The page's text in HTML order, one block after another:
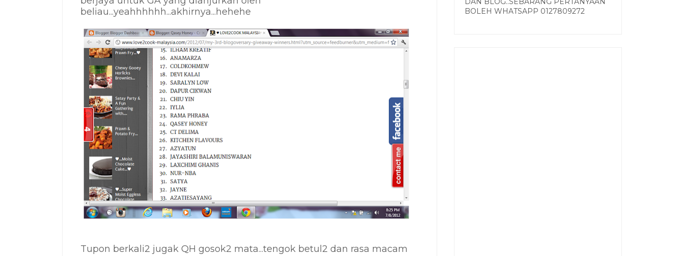
beliau...yeahhhhhh...akhirnya...hehehe
Tupon berkali2 jugak QH gosok2 mata...tengok betul2 dan rasa macam
BOLEH WHATSAPP 0127809272